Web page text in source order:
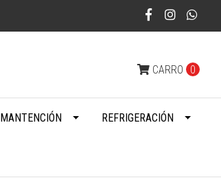
CARRO 0
MANTENCIÓN REFRIGERACIÓN